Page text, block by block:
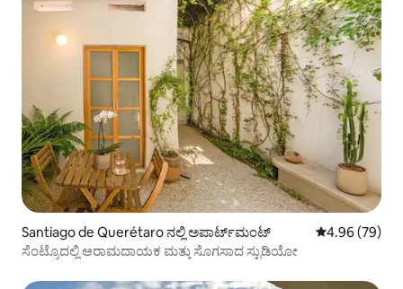
Santiago de Querétaro ನಲ್ಲಿ ಅಪಾರ್ಟ್‌ಮಂಟ್ 5 ರಲ್ಲಿ 4.96
4.96 (79)
ಸೆಂಟ್ರೊದಲ್ಲಿ ಆರಾಮದಾಯಕ ಮತ್ತು ಸೊಗಸಾದ ಸ್ಟುಡಿಯೋ